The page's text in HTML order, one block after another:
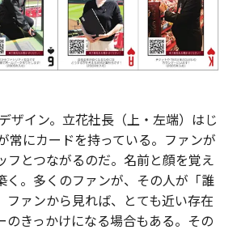
ザイン。立花社長（上・左端）はじ
常にカードを持っている。ファンが
フとつながるのだ。名前と顔を覚え
く。多くのファンが、その人が「誰
ファンから見れば、とても近い存在
のきっかけになる場合もある。その